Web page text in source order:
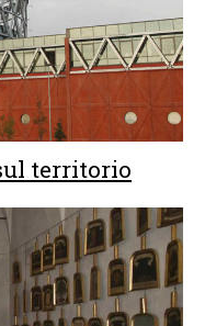
territorio